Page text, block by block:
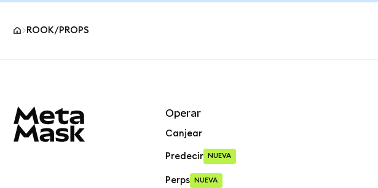
ROOK/PROPS
Operar
Canjear
Predecir NUEVA
Perps NUEVA